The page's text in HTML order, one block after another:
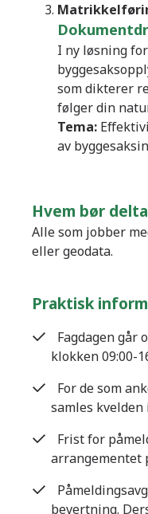
I ny løsning
som dikterer
følger din
Tema:
av
Hvem bør
Alle som jobber
eller geodata.
Praktisk
Fagdagen går
klokken 09:00-
For de som
samles kvelden
Frist for
arrangementet
bevertning.